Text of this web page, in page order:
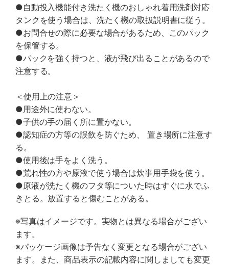
●自動投入機能付き洗たく機のおしゃれ着用洗剤対応
タンクを使う場合は、洗たく機の取扱説明書に従う。
●お問合せの際に必要な場合があるため、このパック
を保管する。
●パックを強く持つと、液が飛び出ることがあるので
注意する。
＜使用上の注意＞
●用途外に使わない。
●子供の手の届く所に置かない。
●認知症の方等の誤飲を防ぐため、 置き場所に注意す
る。
●使用後は手をよく洗う。
●荒れ性の方や原液で使う場合は炊事用手袋を使う。
●原液が洗たく機のフタ等についた時はすぐに水でふ
きとる。放置すると傷むことがある。
※写真はイメージです。実物とは異なる場合がござい
ます。
※パッケージ画像は予告なく変更となる場合がござい
ます。また、商品表示の記載内容に関しましても変更